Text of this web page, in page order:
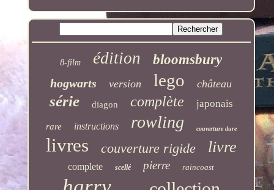
8-film édition bloomsbury
hogwarts version lego château
série diagon complète japonais
rare instructions rowling couverture dure
livres couverture rigide livre
complete scellé pierre raincoast